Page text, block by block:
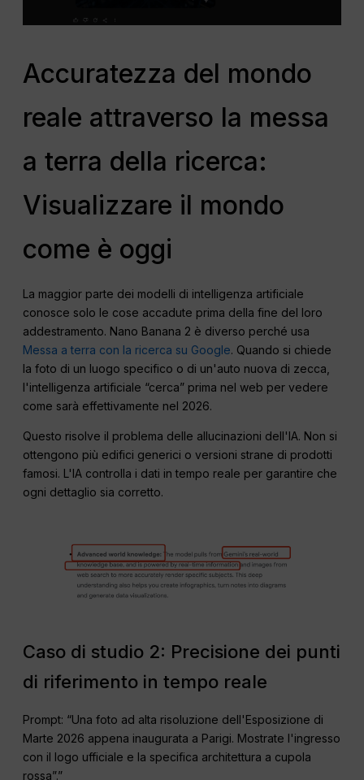
Accuratezza del mondo
reale attraverso la messa
a terra della ricerca:
Visualizzare il mondo
come è oggi
La maggior parte dei modelli di intelligenza artificiale
conosce solo le cose accadute prima della fine del loro
addestramento. Nano Banana 2 è diverso perché usa
Messa a terra con la ricerca su Google. Quando si chiede
la foto di un luogo specifico o di un'auto nuova di zecca,
l'intelligenza artificiale “cerca” prima nel web per vedere
come sarà effettivamente nel 2026.
Questo risolve il problema delle allucinazioni dell'IA. Non si
ottengono più edifici generici o versioni strane di prodotti
famosi. L'IA controlla i dati in tempo reale per garantire che
ogni dettaglio sia corretto.
Caso di studio 2: Precisione dei punti
di riferimento in tempo reale
Prompt: “Una foto ad alta risoluzione dell'Esposizione di
Marte 2026 appena inaugurata a Parigi. Mostrate l'ingresso
con il logo ufficiale e la specifica architettura a cupola
rossa”.”